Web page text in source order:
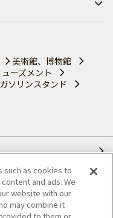
美術館、博物館
ーズメント
ガソリンスタンド
方へ
such as cookies to
and ads. We
website with our
may combine it